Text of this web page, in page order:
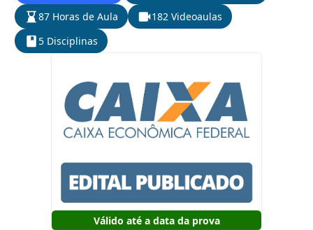
87 Horas de Aula
182 Videoaulas
5 Disciplinas
Válido até a data da prova